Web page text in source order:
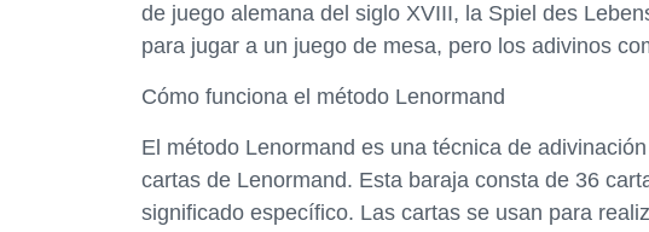
de juego alemana del siglo XVIII, la Spiel des
para jugar a un juego de mesa, pero los adivinos
Cómo funciona el método Lenormand
El método Lenormand es una técnica de
cartas de Lenormand. Esta baraja consta de 36
significado específico. Las cartas se usan para